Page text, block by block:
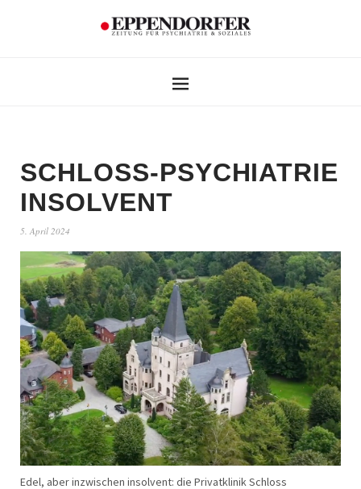
SCHLOSS-PSYCHIATRIE
INSOLVENT
5. April 2024
Edel, aber inzwischen insolvent: die Privatklinik Schloss